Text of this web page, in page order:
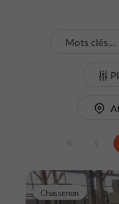
Mots clés...
Chassenon